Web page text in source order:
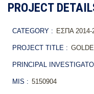
PROJECT
CATEGORY : ΕΣΠΑ 2014-
PROJECT TITLE :
PRINCIPAL
MIS : 5150904